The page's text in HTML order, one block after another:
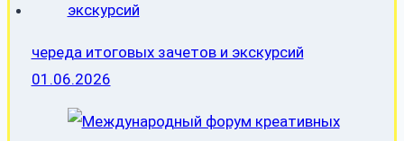
череда итоговых зачетов и экскурсий
01.06.2026